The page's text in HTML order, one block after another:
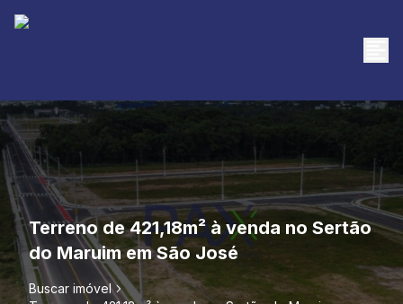
Terreno de 421,18m² à venda no Sertão
do Maruim em São José
Buscar imóvel